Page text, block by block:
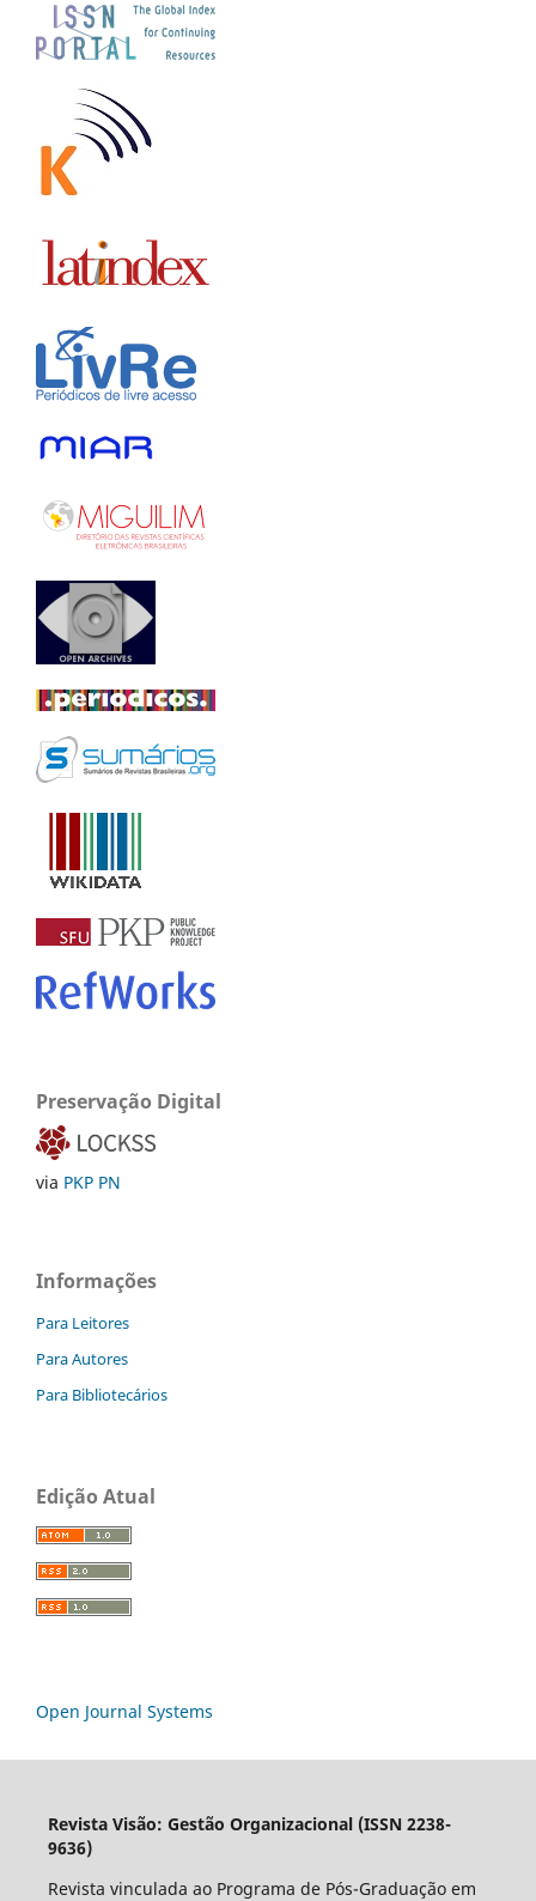
Preservação Digital
via PKP PN
Informações
Para Leitores
Para Autores
Para Bibliotecários
Edição Atual
Open Journal Systems
Revista Visão: Gestão Organizacional (ISSN 2238-
9636)
Revista vinculada ao Programa de Pós-Graduação em